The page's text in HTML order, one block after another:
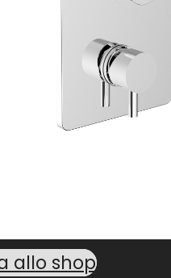
allo shop